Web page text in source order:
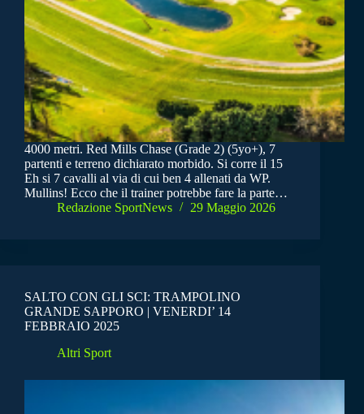
4000 metri. Red Mills Chase (Grade 2) (5yo+), 7
partenti e terreno dichiarato morbido. Si corre il 15
Eh si 7 cavalli al via di cui ben 4 allenati da WP.
Mullins! Ecco che il trainer potrebbe fare la parte…
Redazione SportNews
29 Maggio 2026
SALTO CON GLI SCI: TRAMPOLINO
GRANDE SAPPORO | VENERDI’ 14
FEBBRAIO 2025
Altri Sport